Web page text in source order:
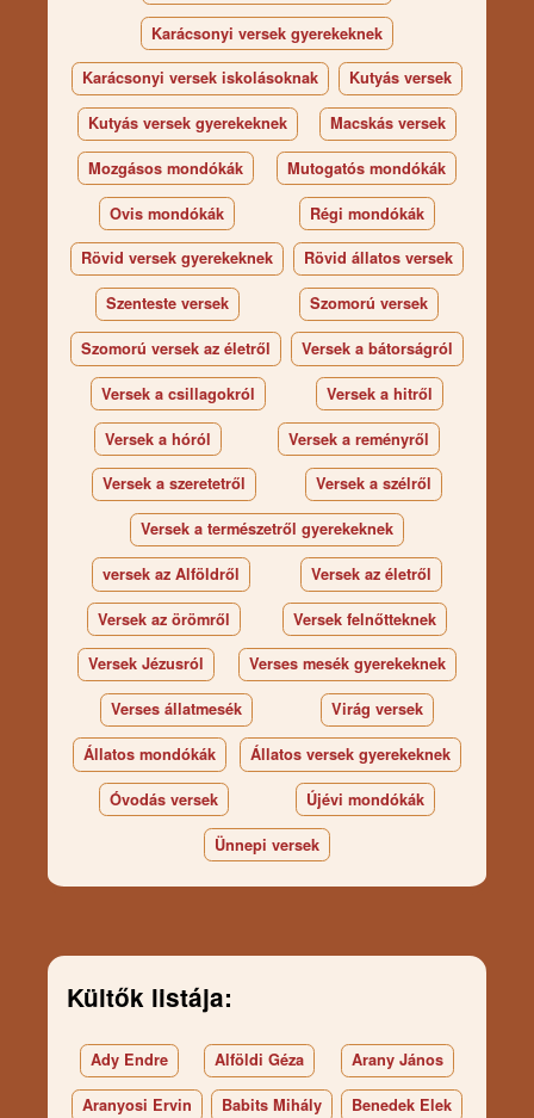
Karácsonyi versek gyerekeknek
Karácsonyi versek iskolásoknak Kutyás versek
Kutyás versek gyerekeknek Macskás versek
Mozgásos mondókák Mutogatós mondókák
Ovis mondókák Régi mondókák
Rövid versek gyerekeknek Rövid állatos versek
Szenteste versek Szomorú versek
Szomorú versek az életről Versek a bátorságról
Versek a csillagokról Versek a hitről
Versek a hóról Versek a reményről
Versek a szeretetről Versek a szélről
Versek a természetről gyerekeknek
versek az Alföldről Versek az életről
Versek az örömről Versek felnőtteknek
Versek Jézusról Verses mesék gyerekeknek
Verses állatmesék Virág versek
Állatos mondókák Állatos versek gyerekeknek
Óvodás versek Újévi mondókák
Ünnepi versek
Kültők listája:
Ady Endre Alföldi Géza Arany János
Aranyosi Ervin Babits Mihály Benedek Elek